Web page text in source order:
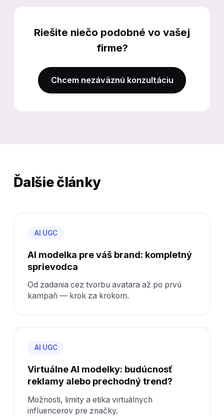
Riešite niečo podobné vo vašej
firme?
Chcem nezáväznú konzultáciu
Ďalšie články
AI UGC
AI modelka pre váš brand: kompletný
sprievodca
Od zadania cez tvorbu avatara až po prvú
kampaň — krok za krokom.
AI UGC
Virtuálne AI modelky: budúcnosť
reklamy alebo prechodný trend?
Možnosti, limity a etika virtuálnych
influencerov pre značky.